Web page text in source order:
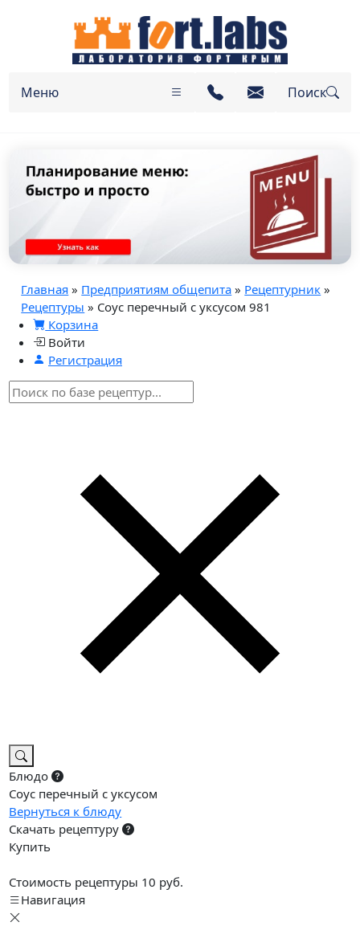
Меню Поиск
Главная » Предприятиям общепита » Рецептурник »
Рецептуры » Соус перечный с уксусом 981
Корзина
Войти
Регистрация
Блюдо
Соус перечный с уксусом
Вернуться к блюду
Скачать рецептуру
Купить
Стоимость рецептуры 10 руб.
Навигация